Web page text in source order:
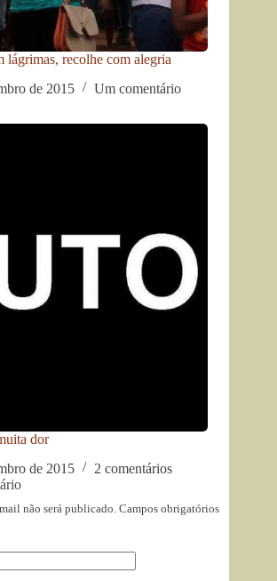
lágrimas, recolhe com alegria
de 2015
Um comentário
dor
de 2015
2 comentários
não será publicado. Campos obrigatórios